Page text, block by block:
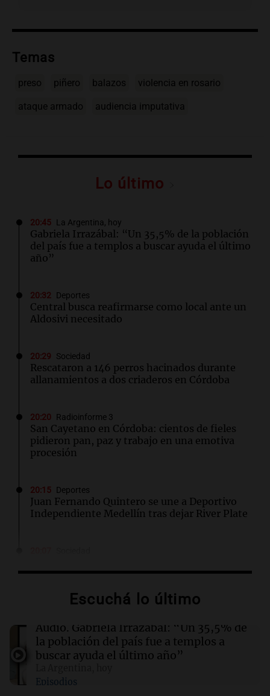
Temas
preso piñero balazos violencia en rosario
ataque armado audiencia imputativa
Lo último
20:45 La Argentina, hoy
Gabriela Irrazábal: “Un 35,5% de la población
del país fue a templos a buscar ayuda el último
año”
20:32 Deportes
Central busca reafirmarse como local ante un
Aldosivi necesitado
20:29 Sociedad
Rescataron a 146 perros hacinados durante
allanamientos a dos criaderos en Córdoba
20:20 Radioinforme 3
San Cayetano en Córdoba: cientos de fieles
pidieron pan, paz y trabajo en una emotiva
procesión
20:15 Deportes
Juan Fernando Quintero se une a Deportivo
Independiente Medellín tras dejar River Plate
Moyano tras la declaración de su pareja
Concurso para la canción oficial de la visita del
Papa León XIV a Argentina
Abelardo De la Espriella inicia su mandato en
Escuchá lo último
Audio. Gabriela Irrazábal: “Un 35,5% de
la población del país fue a templos a
buscar ayuda el último año”
Episodios